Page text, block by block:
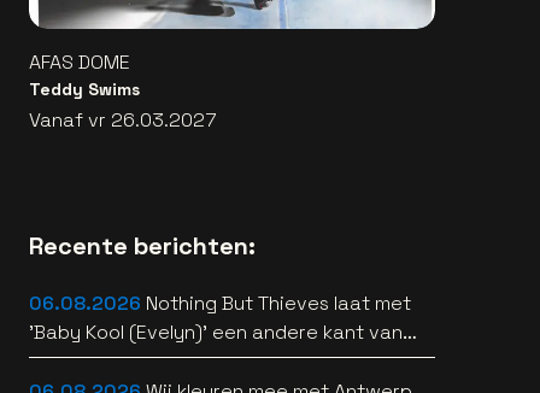
AFAS DOME
Teddy Swims
Vanaf vr 26.03.2027
Recente berichten:
06.08.2026 Nothing But Thieves laat met
'Baby Kool (Evelyn)' een andere kant van
zich horen [video]